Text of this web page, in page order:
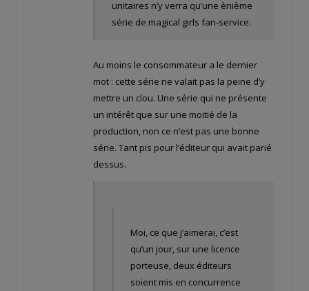
unitaires n’y verra qu’une ènième
série de magical girls fan-service.
Au moins le consommateur a le dernier
mot : cette série ne valait pas la peine d’y
mettre un clou. Une série qui ne présente
un intérêt que sur une moitié de la
production, non ce n’est pas une bonne
série. Tant pis pour l’éditeur qui avait parié
dessus.
Moi, ce que j’aimerai, c’est
qu’un jour, sur une licence
porteuse, deux éditeurs
soient mis en concurrence